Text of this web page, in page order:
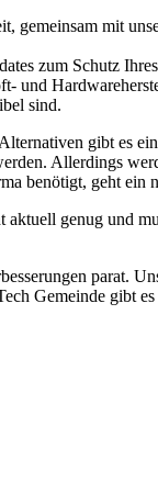
gemeinsam mit
zum Schutz
und
sind.
gibt es
Allerdings
benötigt, geht ein
genug und
parat.
Gemeinde gibt